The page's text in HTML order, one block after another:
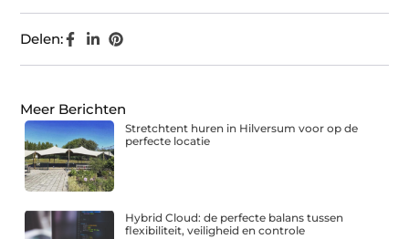
Delen:
Meer Berichten
Stretchtent huren in Hilversum voor op de
perfecte locatie
Hybrid Cloud: de perfecte balans tussen
flexibiliteit, veiligheid en controle